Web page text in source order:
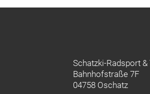
Schatzki-Radsport &
Bahnhofstraße 7F
04758 Oschatz